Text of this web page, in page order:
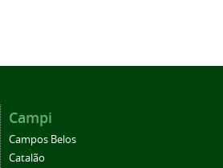
Campi
Campos Belos
Catalão